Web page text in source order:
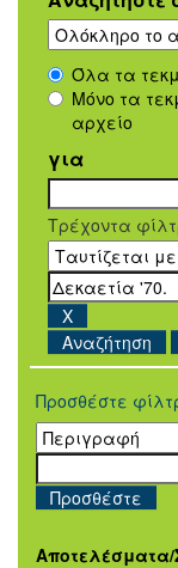
Όλα τα
Μόνο τα
αρχείο
για
Τρέχοντα
Προσθέστε
Αποτελέσματα/